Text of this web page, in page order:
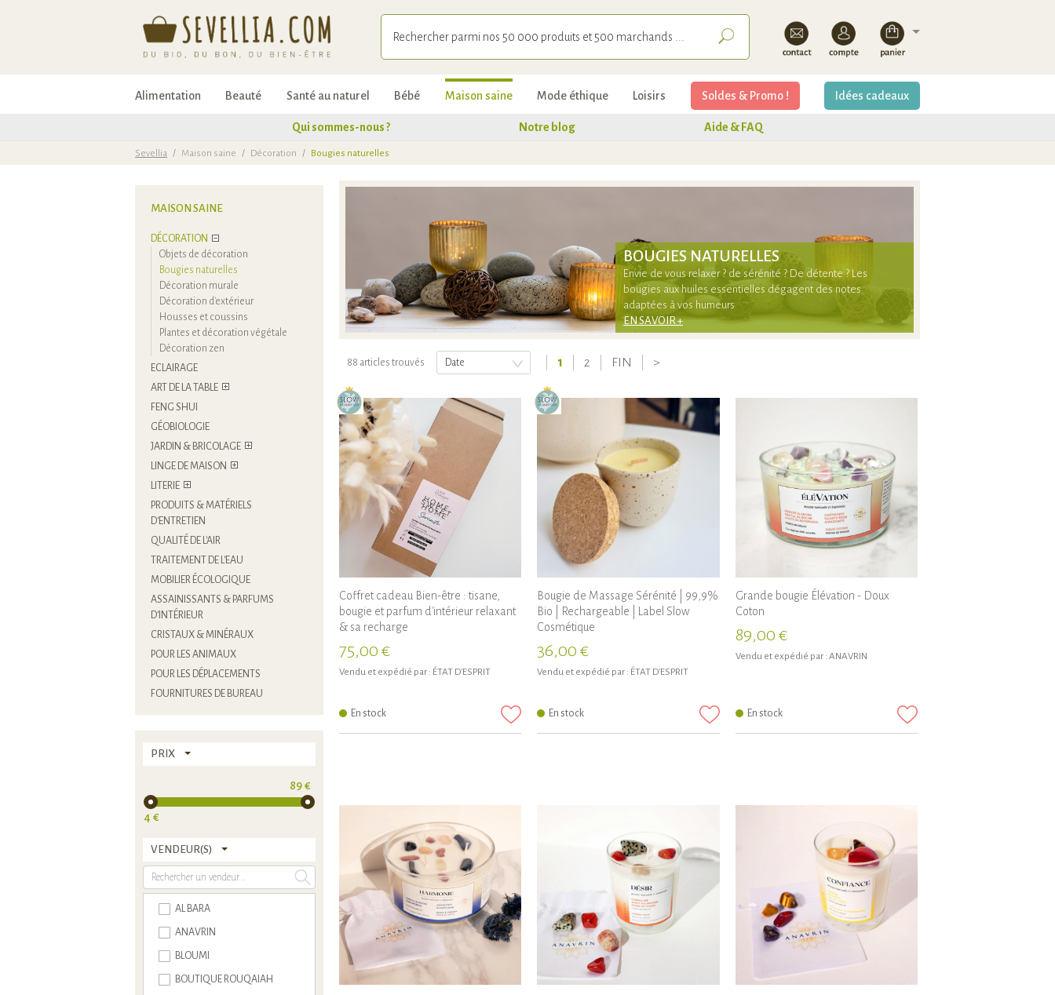
Alimentation Beauté Santé au naturel Bébé Maison saine Mode éthique Loisirs Idées cadeaux
Soldes & Promo !
Qui sommes-nous ? Notre blog Aide & FAQ
Sevellia / Maison saine / Décoration / Bougies naturelles
MAISON SAINE
DÉCORATION
Objets de décoration
Bougies naturelles
Décoration murale
Décoration d'extérieur
Housses et coussins
Plantes et décoration végétale
Décoration zen
ECLAIRAGE
ART DE LA TABLE
FENG SHUI
GÉOBIOLOGIE
JARDIN & BRICOLAGE
LINGE DE MAISON
LITERIE
PRODUITS & MATÉRIELS
D'ENTRETIEN
QUALITÉ DE L'AIR
TRAITEMENT DE L'EAU
MOBILIER ÉCOLOGIQUE
ASSAINISSANTS & PARFUMS
D'INTÉRIEUR
CRISTAUX & MINÉRAUX
POUR LES ANIMAUX
POUR LES DÉPLACEMENTS
FOURNITURES DE BUREAU
PRIX
4 €
89 €
VENDEUR(S)
AL BARA
ANAVRIN
BLOUMI
BOUTIQUE ROUQAIAH
BOUGIES NATURELLES
Envie de vous relaxer ? de sérénité ? De détente ? Les
bougies aux huiles essentielles dégagent des notes
adaptées à vos humeurs
EN SAVOIR +
88 articles trouvés Date 1 2 FIN >
Coffret cadeau Bien-être : tisane,
bougie et parfum d'intérieur relaxant
& sa recharge
75,00 €
Vendu et expédié par : ÉTAT D'ESPRIT
En stock
Bougie de Massage Sérénité | 99,9%
Bio | Rechargeable | Label Slow
Cosmétique
36,00 €
Vendu et expédié par : ÉTAT D'ESPRIT
En stock
Grande bougie Élévation - Doux
Coton
89,00 €
Vendu et expédié par : ANAVRIN
En stock